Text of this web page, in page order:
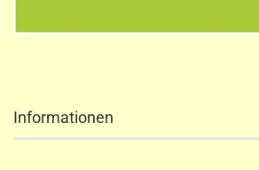
Informationen